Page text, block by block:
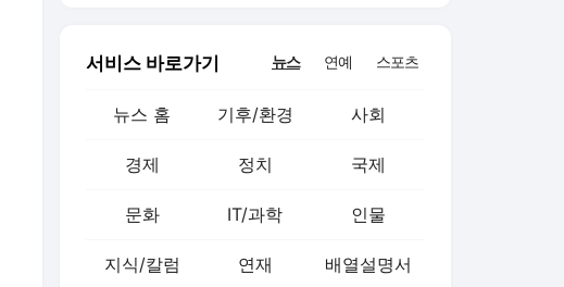
서비스 바로가기 뉴스 연예 스포츠
뉴스 홈 기후/환경 사회
경제 정치 국제
문화 IT/과학 인물
지식/칼럼 연재 배열설명서